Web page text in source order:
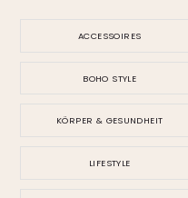
ACCESSOIRES
BOHO STYLE
KÖRPER & GESUNDHEIT
LIFESTYLE